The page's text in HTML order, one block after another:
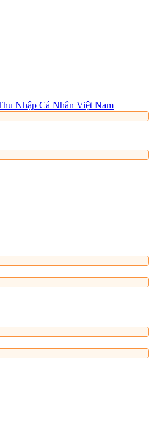
Nhập Cá Nhân Việt Nam